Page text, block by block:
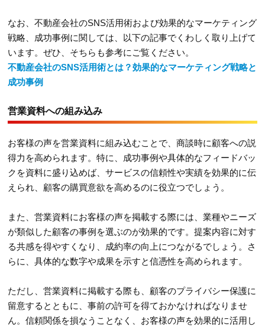
なお、不動産会社のSNS活用術および効果的なマーケティング
戦略、成功事例に関しては、以下の記事でくわしく取り上げて
います。ぜひ、そちらも参考にご覧ください。
不動産会社のSNS活用術とは？効果的なマーケティング戦略と
成功事例
営業資料への組み込み
お客様の声を営業資料に組み込むことで、商談時に顧客への説
得力を高められます。特に、成功事例や具体的なフィードバッ
クを資料に盛り込めば、サービスの信頼性や実績を効果的に伝
えられ、顧客の購買意欲を高めるのに役立つでしょう。
また、営業資料にお客様の声を掲載する際には、業種やニーズ
が類似した顧客の事例を選ぶのが効果的です。提案内容に対す
る共感を得やすくなり、成約率の向上につながるでしょう。さ
らに、具体的な数字や成果を示すと信憑性を高められます。
ただし、営業資料に掲載する際も、顧客のプライバシー保護に
留意するとともに、事前の許可を得ておかなければなりませ
ん。信頼関係を損なうことなく、お客様の声を効果的に活用し